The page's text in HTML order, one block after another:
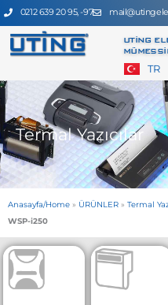
İçeriğe
atla
0212 639 20 95, -97
UTİNG
TR
Termal Yazıcılar
Anasayfa/Home » ÜRÜNLER » Termal
WSP-i250